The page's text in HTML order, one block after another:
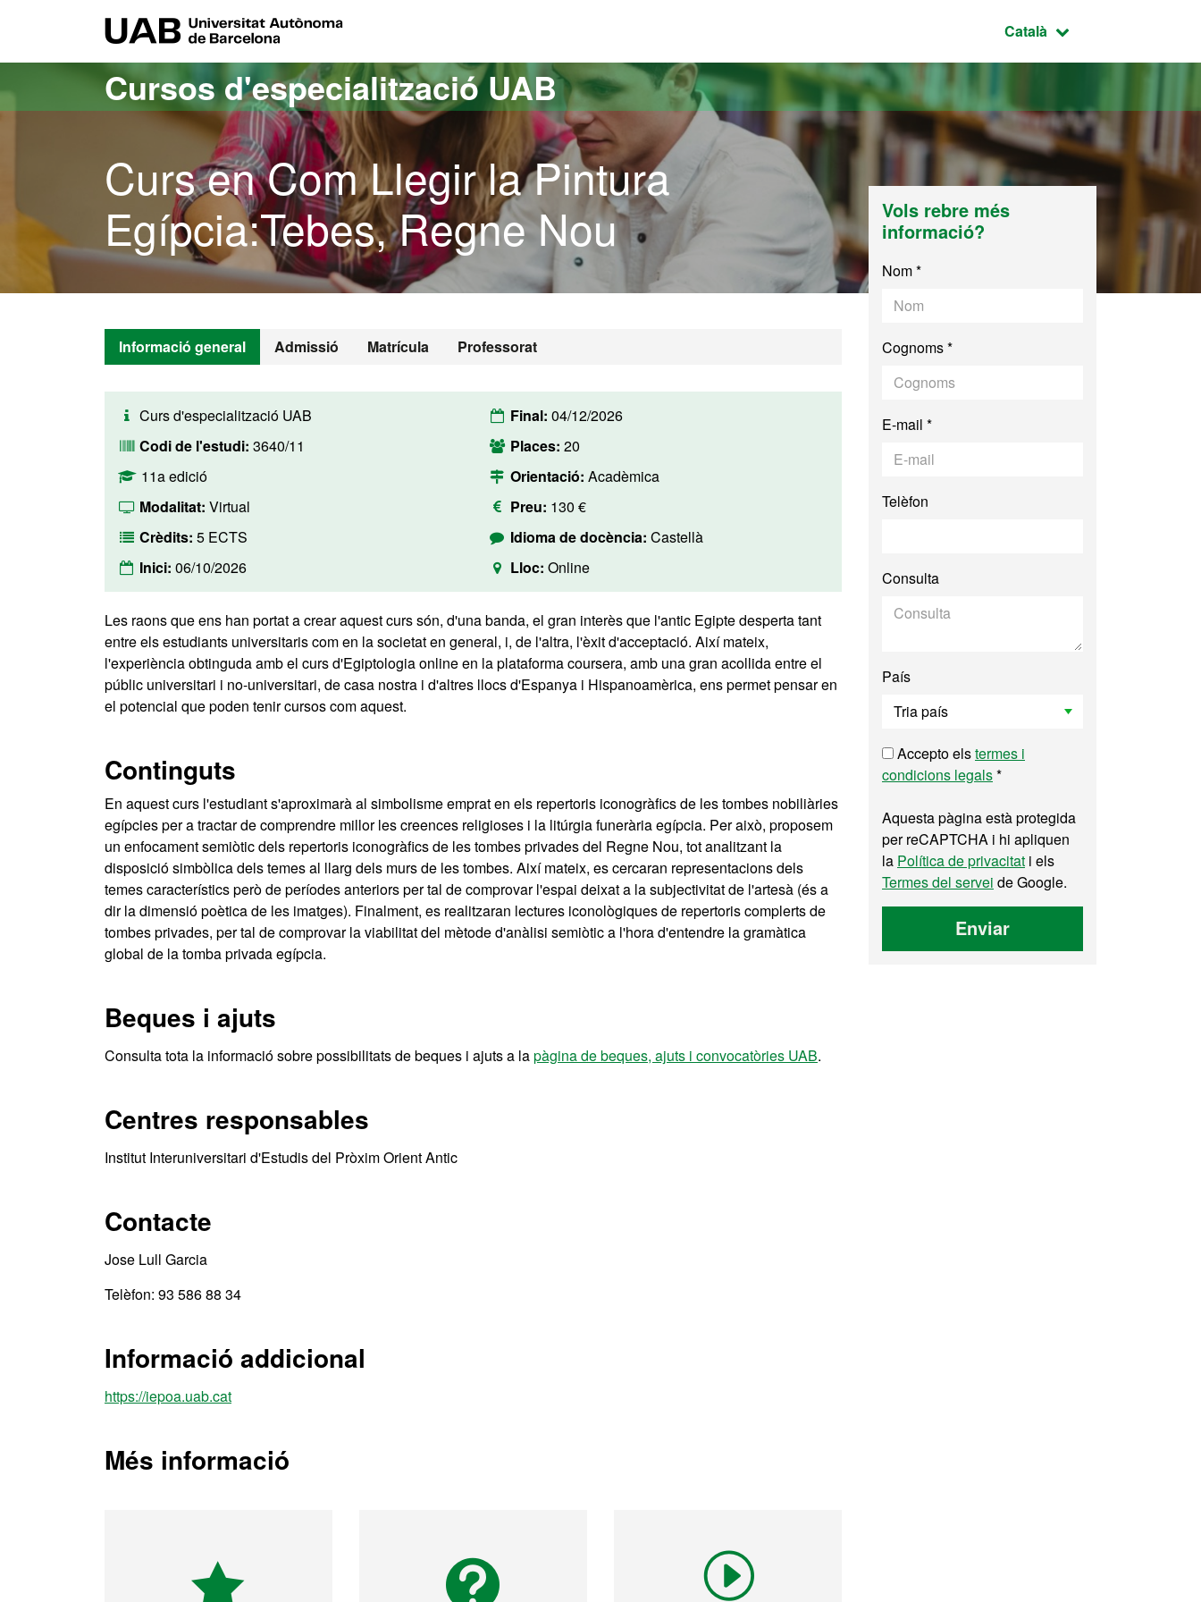
Idioma seleccionat:
Català
Cursos d'especialització UAB
Curs en Com Llegir la Pintura
Egípcia:Tebes, Regne Nou
Informació general Admissió Matrícula Professorat
Curs d'especialització UAB
Codi de l'estudi: 3640/11
11a edició
Modalitat: Virtual
Crèdits: 5 ECTS
Inici: 06/10/2026
Final: 04/12/2026
Places: 20
Orientació: Acadèmica
Preu: 130 €
Idioma de docència: Castellà
Lloc: Online
Les raons que ens han portat a crear aquest curs són, d'una banda, el gran interès que l'antic Egipte desperta tant
entre els estudiants universitaris com en la societat en general, i, de l'altra, l'èxit d'acceptació. Així mateix,
l'experiència obtinguda amb el curs d'Egiptologia online en la plataforma coursera, amb una gran acollida entre el
públic universitari i no-universitari, de casa nostra i d'altres llocs d'Espanya i Hispanoamèrica, ens permet pensar en
el potencial que poden tenir cursos com aquest.
Continguts
En aquest curs l'estudiant s'aproximarà al simbolisme emprat en els repertoris iconogràfics de les tombes nobiliàries
egípcies per a tractar de comprendre millor les creences religioses i la litúrgia funerària egípcia. Per això, proposem
un enfocament semiòtic dels repertoris iconogràfics de les tombes privades del Regne Nou, tot analitzant la
disposició simbòlica dels temes al llarg dels murs de les tombes. Així mateix, es cercaran representacions dels
temes característics però de períodes anteriors per tal de comprovar l'espai deixat a la subjectivitat de l'artesà (és a
dir la dimensió poètica de les imatges). Finalment, es realitzaran lectures iconològiques de repertoris complerts de
tombes privades, per tal de comprovar la viabilitat del mètode d'anàlisi semiòtic a l'hora d'entendre la gramàtica
global de la tomba privada egípcia.
Beques i ajuts
Consulta tota la informació sobre possibilitats de beques i ajuts a lapàgina de beques, ajuts i convocatòries UAB.
Centres responsables
Institut Interuniversitari d'Estudis del Pròxim Orient Antic
Contacte
Jose Lull Garcia
Telèfon: 93 586 88 34
Informació addicional
https://iepoa.uab.cat
Més informació
Vols rebre més
informació?
Nom *
Cognoms *
E-mail *
Telèfon
Consulta
País
Accepto elstermes i
condicions legals*
Aquesta pàgina està protegida
per reCAPTCHA i hi apliquen
la Política de privacitat i els
Termes del servei de Google.
Enviar